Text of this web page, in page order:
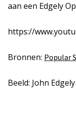
aan een Edgely
https://
Bronnen: Popular
Beeld: John Edgely